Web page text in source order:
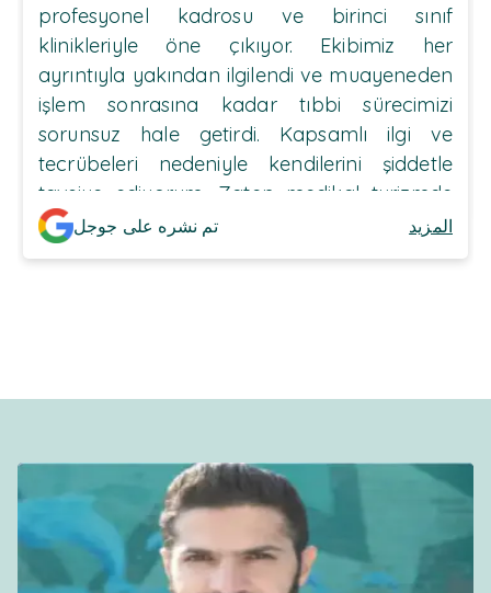
profesyonel kadrosu ve birinci sınıf
klinikleriyle öne çıkıyor. Ekibimiz her
ayrıntıyla yakından ilgilendi ve muayeneden
işlem sonrasına kadar tıbbi sürecimizi
sorunsuz hale getirdi. Kapsamlı ilgi ve
tecrübeleri nedeniyle kendilerini şiddetle
tavsiye ediyorum. Zaten medikal turizmde
öne çıkıyorlar ve üst düzey koordinasyon
bize zaman, emek ve para tasarrufu
تم نشره على جوجل المزيد